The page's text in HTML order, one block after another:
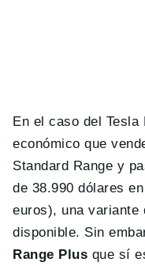
En el caso del Tesla
económico que
Standard Range y
de 38.990 dólares
euros), una variante
disponible. Sin
Range Plus que sí